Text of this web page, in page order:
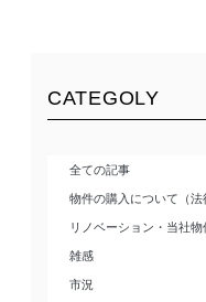
CATEGOLY
全ての記事
物件の購入について（法
リノベーション・当社物
雑感
市況